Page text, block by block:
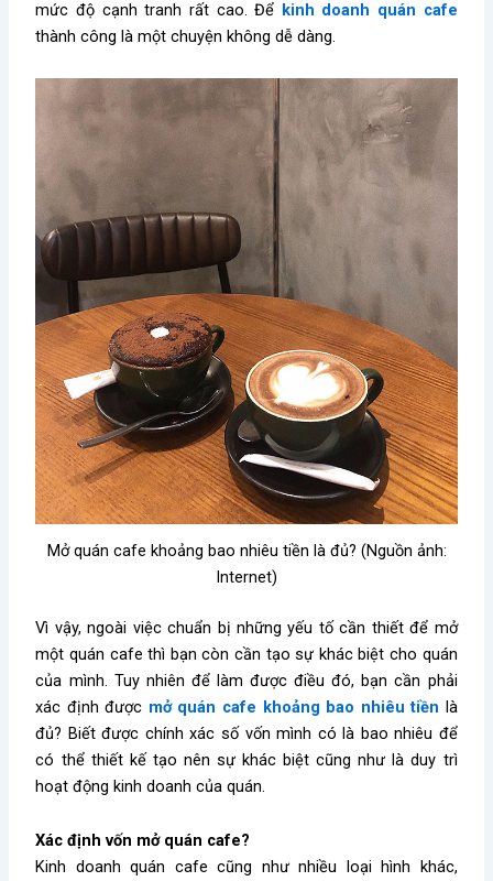
mức độ cạnh tranh rất cao. Để kinh doanh quán cafe
thành công là một chuyện không dễ dàng.
Mở quán cafe khoảng bao nhiêu tiền là đủ? (Nguồn ảnh:
Internet)
Vì vậy, ngoài việc chuẩn bị những yếu tố cần thiết để mở
một quán cafe thì bạn còn cần tạo sự khác biệt cho quán
của mình. Tuy nhiên để làm được điều đó, bạn cần phải
xác định được mở quán cafe khoảng bao nhiêu tiền là
đủ? Biết được chính xác số vốn mình có là bao nhiêu để
có thể thiết kế tạo nên sự khác biệt cũng như là duy trì
hoạt động kinh doanh của quán.
Xác định vốn mở quán cafe?
Kinh doanh quán cafecũng như nhiều loại hình khác,